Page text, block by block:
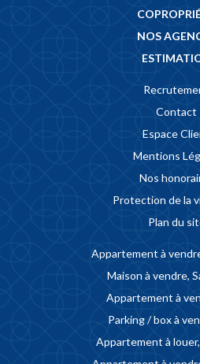
NOS
Contact
Espace
Mentions
Nos
Protection de la
Plan du
Appartement à
Maison à vendre,
Appartement à
Parking / box à
Appartement à